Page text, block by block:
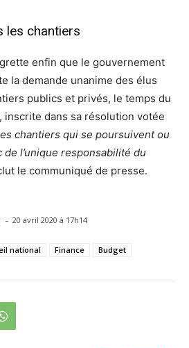
les chantiers
enfin que le gouvernement
la demande unanime des élus
publics et privés, le temps du
inscrite dans sa résolution votée
chantiers qui se poursuivent ou
l’unique responsabilité du
le communiqué de presse.
- 20 avril 2020 à 17h14
national Finance Budget